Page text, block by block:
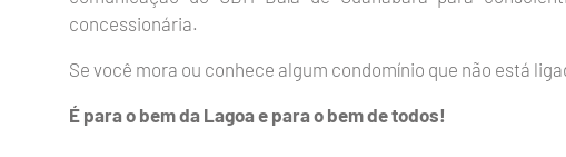
concessionária.
Se você mora ou conhece algum condomínio que não está
É para o bem da Lagoa e para o bem de todos!